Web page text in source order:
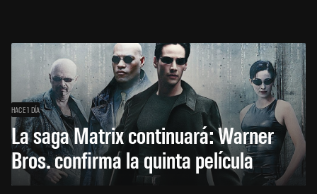
HACE 1 DÍA
La saga Matrix continuará: Warner
Bros. confirma la quinta película